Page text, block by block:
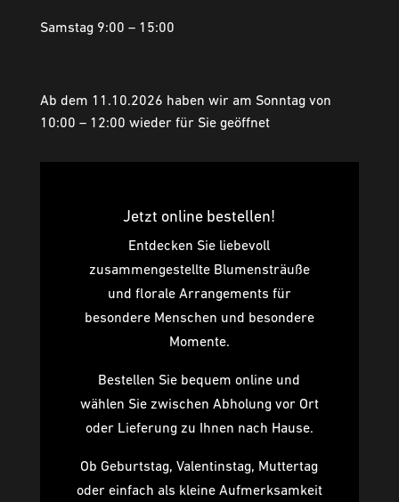
Samstag 9:00 – 15:00
Ab dem 11.10.2026 haben wir am Sonntag von
10:00 – 12:00 wieder für Sie geöffnet
Jetzt online bestellen!
Entdecken Sie liebevoll
zusammengestellte Blumensträuße
und florale Arrangements für
besondere Menschen und besondere
Momente.
Bestellen Sie bequem online und
wählen Sie zwischen Abholung vor Ort
oder Lieferung zu Ihnen nach Hause.
Ob Geburtstag, Valentinstag, Muttertag
oder einfach als kleine Aufmerksamkeit